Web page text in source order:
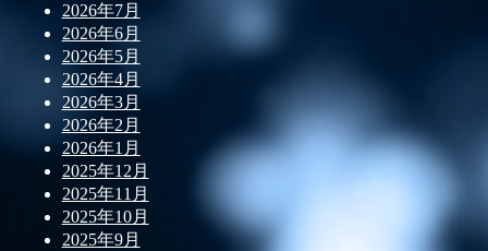
2026年7月
2026年6月
2026年5月
2026年4月
2026年3月
2026年2月
2026年1月
2025年12月
2025年11月
2025年10月
2025年9月